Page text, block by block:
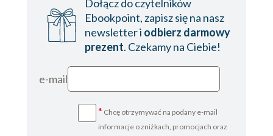
30
31
Dołącz do czytelników
Ebookpoint, zapisz się na nasz
newsletter i odbierz darmowy
prezent. Czekamy na Ciebie!
e-mail
* Chcę otrzymywać na podany e-mail
informacje o zniżkach, promocjach oraz